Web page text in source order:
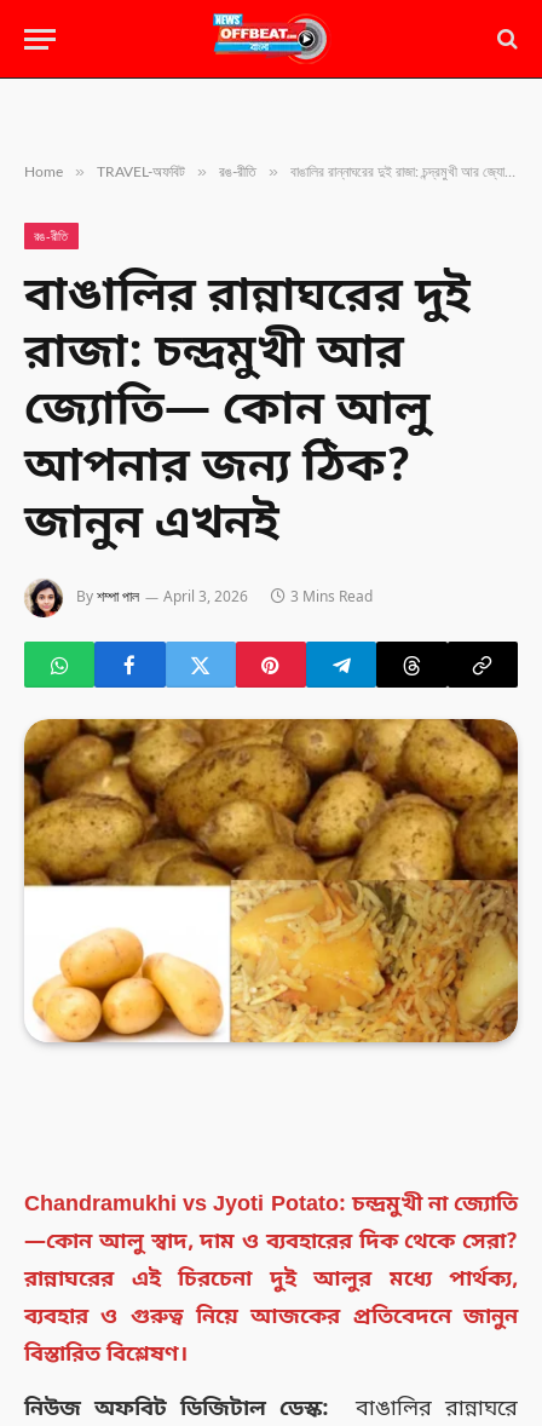
Home » TRAVEL-অফবিট » রঙ-রীতি » বাঙালির রান্নাঘরের দুই রাজা: চন্দ্রমুখী আর জ্যোতি— কোন আলু আপনার জন্য ঠিক? জানুন এখনই
রঙ-রীতি
বাঙালির রান্নাঘরের দুই
রাজা: চন্দ্রমুখী আর
জ্যোতি— কোন আলু
আপনার জন্য ঠিক?
জানুন এখনই
Byশম্পা পাল April 3, 2026 3 Mins Read
Chandramukhi vs Jyoti Potato: চন্দ্রমুখী না জ্যোতি
—কোন আলু স্বাদ, দাম ও ব্যবহারের দিক থেকে সেরা?
রান্নাঘরের এই চিরচেনা দুই আলুর মধ্যে পার্থক্য,
ব্যবহার ও গুরুত্ব নিয়ে আজকের প্রতিবেদনে জানুন
বিস্তারিত বিশ্লেষণ।
নিউজ অফবিট ডিজিটাল ডেস্ক: বাঙালির রান্নাঘরে